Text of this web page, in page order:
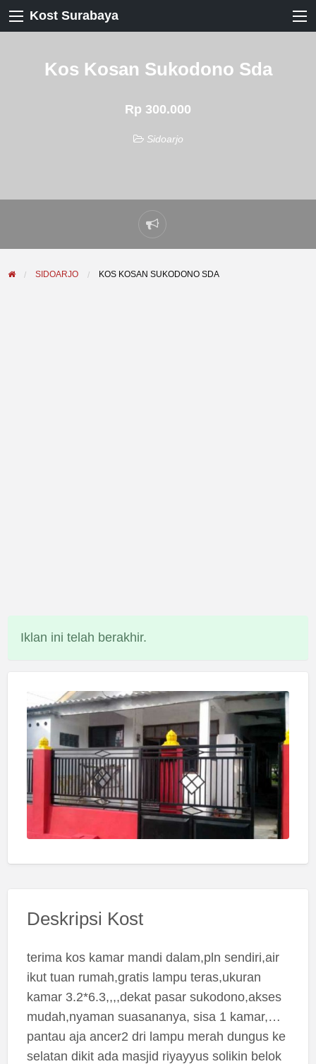
Kost Surabaya
Kos Kosan Sukodono Sda
Rp 300.000
Sidoarjo
Laporkan
masalah
SIDOARJO KOS KOSAN SUKODONO SDA
Iklan ini telah berakhir.
Deskripsi Kost
terima kos kamar mandi dalam,pln sendiri,air
ikut tuan rumah,gratis lampu teras,ukuran
kamar 3.2*6.3,,,,dekat pasar sukodono,akses
mudah,nyaman suasananya, sisa 1 kamar,…
pantau aja ancer2 dri lampu merah dungus ke
selatan dikit ada masjid riyayyus solikin belok